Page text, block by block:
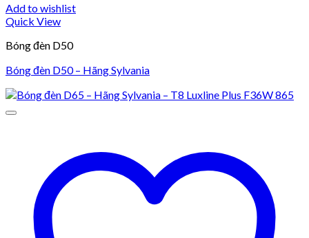
Add to wishlist
Quick View
Bóng đèn D50
Bóng đèn D50 – Hãng Sylvania